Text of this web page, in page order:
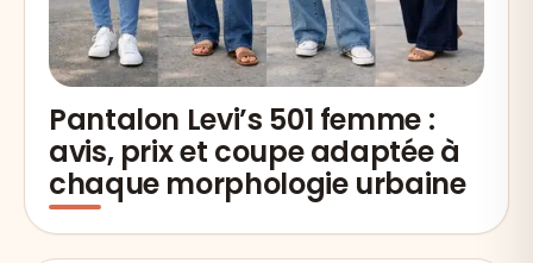
Pantalon Levi’s 501 femme :
avis, prix et coupe adaptée à
chaque morphologie urbaine